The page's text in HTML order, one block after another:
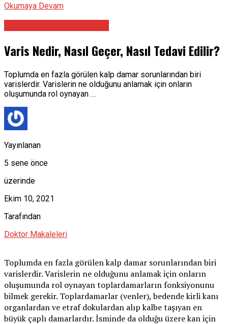
Okumaya Devam
Varis Nedir, Nasıl Geçer, Nasıl Tedavi Edilir?
Toplumda en fazla görülen kalp damar sorunlarından biri
varislerdir. Varislerin ne olduğunu anlamak için onların
oluşumunda rol oynayan …
Yayınlanan
5 sene önce
üzerinde
Ekim 10, 2021
Tarafından
Doktor Makaleleri
Toplumda en fazla görülen kalp damar sorunlarından biri
varislerdir. Varislerin ne olduğunu anlamak için onların
oluşumunda rol oynayan toplardamarların fonksiyonunu
bilmek gerekir. Toplardamarlar (venler), bedende kirli kanı
organlardan ve etraf dokulardan alıp kalbe taşıyan en
büyük çaplı damarlardır. İsminde da olduğu üzere kan için